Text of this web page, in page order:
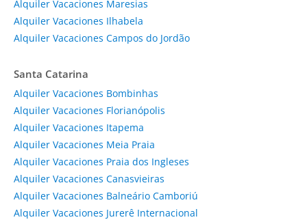
Alquiler Vacaciones Maresias
Alquiler Vacaciones Ilhabela
Alquiler Vacaciones Campos do Jordão
Santa Catarina
Alquiler Vacaciones Bombinhas
Alquiler Vacaciones Florianópolis
Alquiler Vacaciones Itapema
Alquiler Vacaciones Meia Praia
Alquiler Vacaciones Praia dos Ingleses
Alquiler Vacaciones Canasvieiras
Alquiler Vacaciones Balneário Camboriú
Alquiler Vacaciones Jurerê Internacional